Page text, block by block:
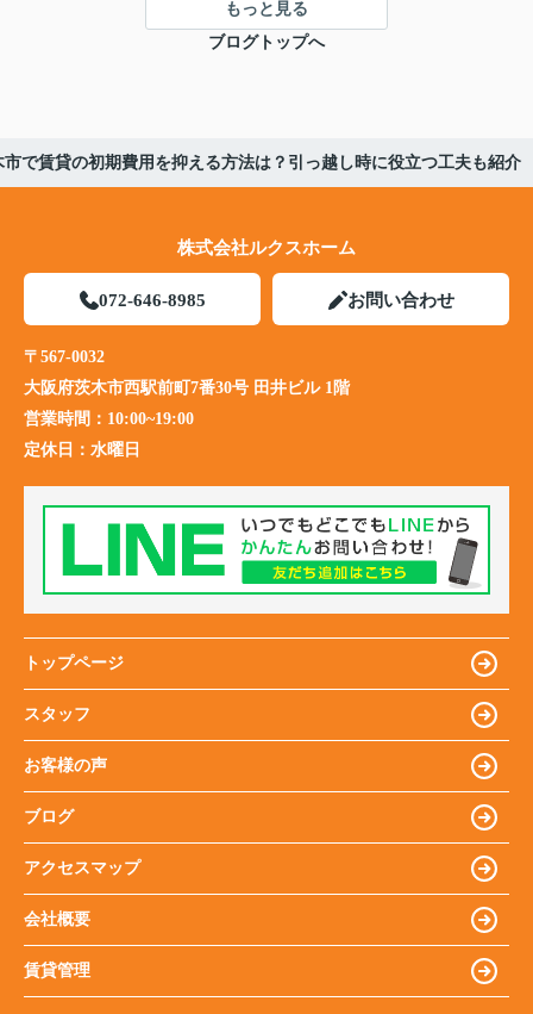
もっと見る
ブログトップへ
で賃貸の初期費用を抑える方法は？引っ越し時に役立つ工夫も紹介
株式会社ルクスホーム
072-646-8985 お問い合わせ
〒567-0032
大阪府茨木市西駅前町7番30号 田井ビル 1階
営業時間： 10:00~19:00
定休日： 水曜日
トップページ
スタッフ
お客様の声
ブログ
アクセスマップ
会社概要
賃貸管理